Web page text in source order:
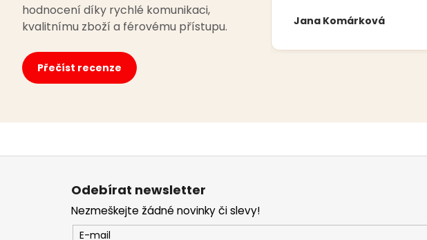
hodnocení díky rychlé komunikaci,
kvalitnímu zboží a férovému přístupu.
Přečíst recenze
Jana Komárková
Z
Odebírat newsletter
Nezmeškejte žádné novinky či slevy!
E-mail